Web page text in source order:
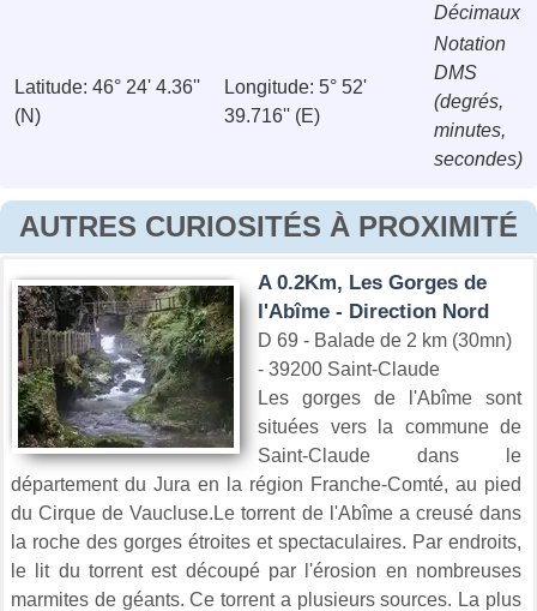
Décimaux
Latitude: 46° 24' 4.36''
(N)
Longitude: 5° 52'
39.716'' (E)
Notation
DMS
(degrés,
minutes,
secondes)
AUTRES CURIOSITÉS À PROXIMITÉ
A 0.2Km, Les Gorges de
l'Abîme - Direction Nord
D 69 - Balade de 2 km (30mn)
- 39200 Saint-Claude
Les gorges de l'Abîme sont
situées vers la commune de
Saint-Claude dans le
département du Jura en la région Franche-Comté, au pied
du Cirque de Vaucluse.Le torrent de l'Abîme a creusé dans
la roche des gorges étroites et spectaculaires. Par endroits,
le lit du torrent est découpé par l'érosion en nombreuses
marmites de géants. Ce torrent a plusieurs sources. La plus